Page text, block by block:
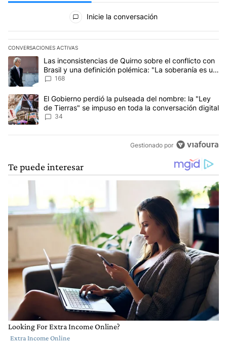
Todos los comentarios
Inicie la conversación
CONVERSACIONES ACTIVAS
Este listado muestra los artículos con más comentarios en los
Un artículo de tendencia con el título "Las inconsistencias de
Las inconsistencias de Quirno sobre el conflicto con
Brasil y una definición polémica: "La soberanía es un
concepto antiguo"
168
Un artículo de tendencia con el título "El Gobierno perdió la
El Gobierno perdió la pulseada del nombre: la "Ley
de Tierras" se impuso en toda la conversación digital
34
Gestionado por